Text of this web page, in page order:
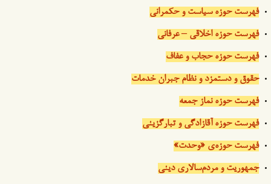
فهرست حوزه سیاست و حکمرانی
فهرست حوزه اخلاقی – عرفانی
فهرست حوزه حجاب و عفاف
حقوق و دستمزد و نظام جبران خدمات
فهرست حوزه نماز جمعه
فهرست حوزه آقازادگی و تبارگزینی
فهرست حوزه‌ی «وحدت»
جمهوریت و مردم‌سالاری دینی